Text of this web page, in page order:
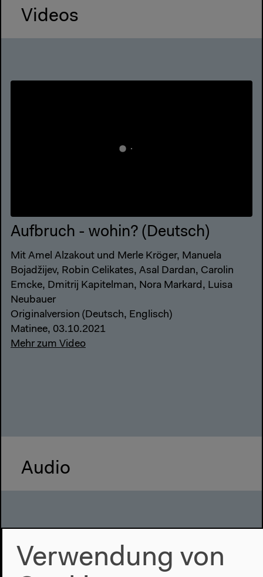
Videos
Aufbruch - wohin? (Deutsch)
Mit Amel Alzakout und Merle Kröger, Manuela
Bojadžijev, Robin Celikates, Asal Dardan, Carolin
Emcke, Dmitrij Kapitelman, Nora Markard, Luisa
Neubauer
Originalversion (Deutsch, Englisch)
Matinee, 03.10.2021
Mehr zum Video
Audio
Verwendung von